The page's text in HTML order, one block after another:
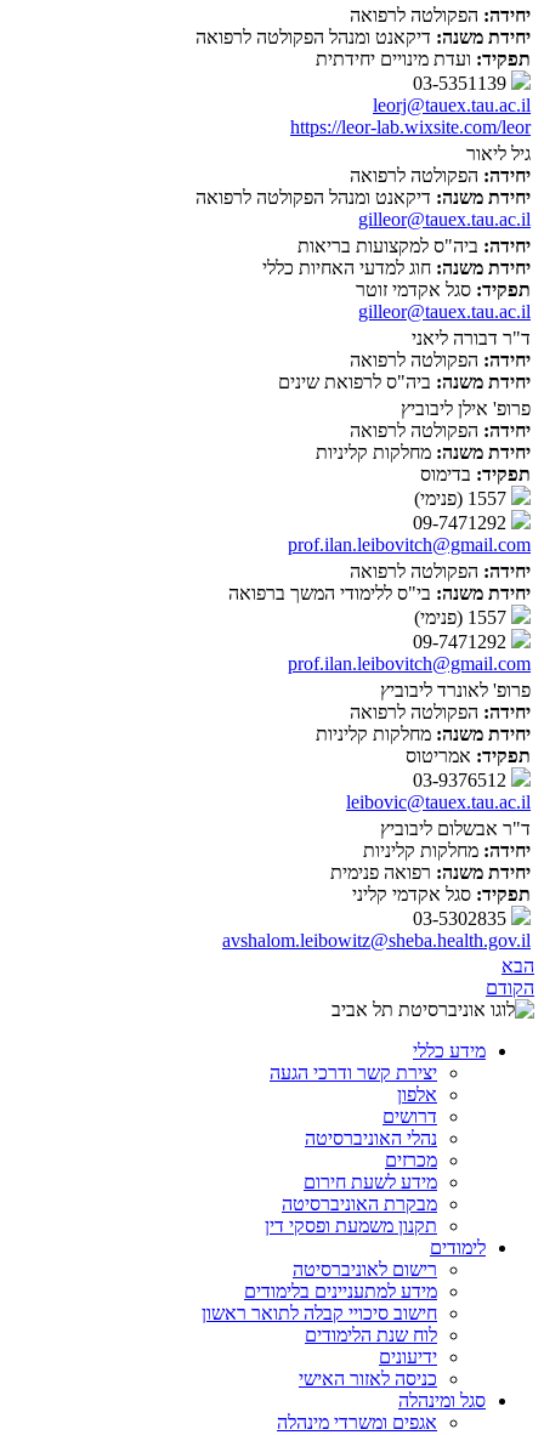
יחידה: הפקולטה לרפואה
יחידת משנה: דיקאנט ומנהל הפקולטה לרפואה
תפקיד: ועדת מינויים יחידתית
leorj@tauex.tau.ac.il
https://leor-lab.wixsite.com/leor
גיל ליאור
יחידה: הפקולטה לרפואה
יחידת משנה: דיקאנט ומנהל הפקולטה לרפואה
gilleor@tauex.tau.ac.il
יחידה: ביה"ס למקצועות בריאות
יחידת משנה: חוג למדעי האחיות כללי
תפקיד: סגל אקדמי זוטר
gilleor@tauex.tau.ac.il
ד"ר דבורה ליאני
יחידה: הפקולטה לרפואה
יחידת משנה: ביה"ס לרפואת שינים
פרופ' אילן ליבוביץ
יחידה: הפקולטה לרפואה
יחידת משנה: מחלקות קליניות
תפקיד: בדימוס
prof.ilan.leibovitch@gmail.com
יחידה: הפקולטה לרפואה
יחידת משנה: בי"ס ללימודי המשך ברפואה
prof.ilan.leibovitch@gmail.com
פרופ' לאונרד ליבוביץ
יחידה: הפקולטה לרפואה
יחידת משנה: מחלקות קליניות
תפקיד: אמריטוס
leibovic@tauex.tau.ac.il
ד"ר אבשלום ליבוביץ
יחידה: מחלקות קליניות
יחידת משנה: רפואה פנימית
תפקיד: סגל אקדמי קליני
avshalom.leibowitz@sheba.health.gov.il
הבא
הקודם
מידע כללי
יצירת קשר ודרכי הגעה
אלפון
דרושים
נהלי האוניברסיטה
מכרזים
מידע לשעת חירום
מבקרת האוניברסיטה
תקנון משמעת ופסקי דין
לימודים
רישום לאוניברסיטה
מידע למתעניינים בלימודים
חישוב סיכויי קבלה לתואר ראשון
לוח שנת הלימודים
ידיעונים
כניסה לאזור האישי
סגל ומינהלה
אגפים ומשרדי מינהלה